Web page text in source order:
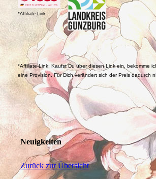
*Affiliate-Link
*Affiliate-Link: Kaufst Du über diesen Link ein, bekomme
eine Provision. Für Dich verändert sich der Preis dadurch
Neuigkeiten
Zurück zur Übersicht